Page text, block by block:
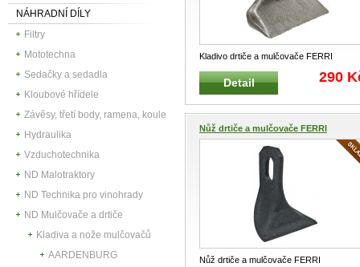
NÁHRADNÍ DÍLY
Filtry
Mototechna
Sedačky a sedadla
Kloubové hřídele
Závěsy, třetí body, ramena, koule
Hydraulika
Vzduchotechnika
ND Malotraktory
ND Technika pro vinohrady
ND Mulčovače a drtiče
Kladiva a nože mulčovačů
AARDENBURG
Kladivo drtiče a mulčovače FERRI
0901143 Hmotnost : 1,25 kg
Detail 290
Nůž drtiče a mulčovače FERRI
Nůž drtiče a mulčovače FERRI